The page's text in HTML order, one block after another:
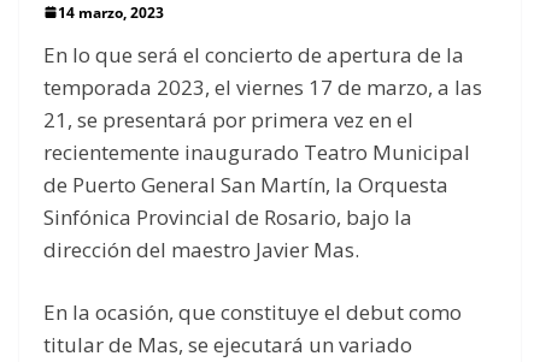
14 marzo, 2023
En lo que será el concierto de apertura de la
temporada 2023, el viernes 17 de marzo, a las
21, se presentará por primera vez en el
recientemente inaugurado Teatro Municipal
de Puerto General San Martín, la Orquesta
Sinfónica Provincial de Rosario, bajo la
dirección del maestro Javier Mas.
En la ocasión, que constituye el debut como
titular de Mas, se ejecutará un variado